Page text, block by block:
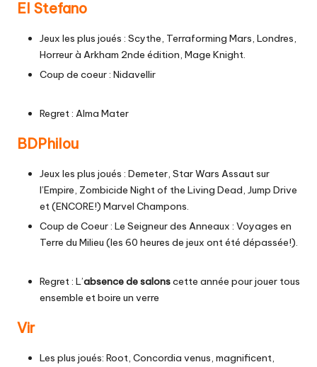
El Stefano
Jeux les plus joués : Scythe, Terraforming Mars, Londres,
Horreur à Arkham 2nde édition, Mage Knight.
Coup de coeur : Nidavellir
Regret : Alma Mater
BDPhilou
Jeux les plus joués : Demeter, Star Wars Assaut sur
l’Empire, Zombicide Night of the Living Dead, Jump Drive
et (ENCORE!) Marvel Champons.
Coup de Coeur : Le Seigneur des Anneaux : Voyages en
Terre du Milieu (les 60 heures de jeux ont été dépassée!).
Regret : L’absence de salonscette année pour jouer tous
ensemble et boire un verre
Vir
Les plus joués: Root, Concordia venus, magnificent,